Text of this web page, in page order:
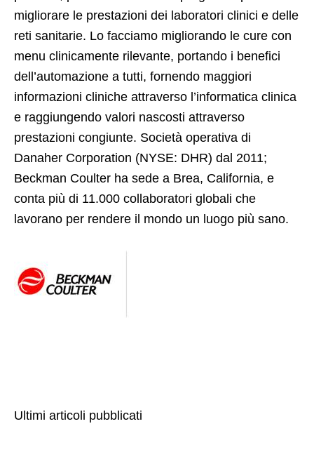
migliorare le prestazioni dei laboratori clinici e delle
reti sanitarie. Lo facciamo migliorando le cure con
menu clinicamente rilevante, portando i benefici
dell’automazione a tutti, fornendo maggiori
informazioni cliniche attraverso l’informatica clinica
e raggiungendo valori nascosti attraverso
prestazioni congiunte. Società operativa di
Danaher Corporation (NYSE: DHR) dal 2011;
Beckman Coulter ha sede a Brea, California, e
conta più di 11.000 collaboratori globali che
lavorano per rendere il mondo un luogo più sano.
Ultimi articoli pubblicati